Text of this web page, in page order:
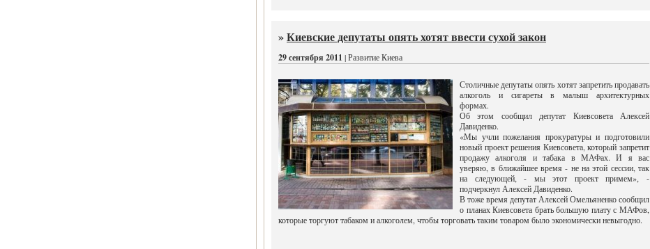
»Киевские депутаты опять хотят ввести сухой закон
29 сентября 2011 | Развитие Киева
Столичные депутаты опять хотят запретить продавать
алкоголь и сигареты в малыш архитектурных
формах.
Об этом сообщил депутат Киевсовета Алексей
Давиденко.
«Мы учли пожелания прокуратуры и подготовили
новый проект решения Киевсовета, который запретит
продажу алкоголя и табака в МАФах. И я вас
уверяю, в ближайшее время - не на этой сессии, так
на следующей, - мы этот проект примем», -
подчеркнул Алексей Давиденко.
В тоже время депутат Алексей Омельяненко сообщил
о планах Киевсовета брать большую плату с МАФов,
которые торгуют табаком и алкоголем, чтобы торговать таким товаром было экономически невыгодно.